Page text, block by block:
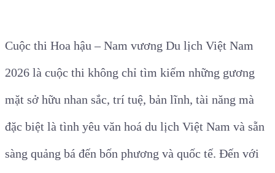
Cuộc thi Hoa hậu – Nam vương Du lịch Việt Nam
2026 là cuộc thi không chỉ tìm kiếm những gương
mặt sở hữu nhan sắc, trí tuệ, bản lĩnh, tài năng mà
đặc biệt là tình yêu văn hoá du lịch Việt Nam và sẵn
sàng quảng bá đến bốn phương và quốc tế. Đến với